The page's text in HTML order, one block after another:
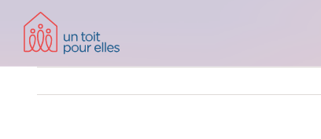
content